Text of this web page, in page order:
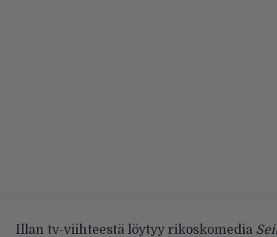
Illan tv-viihteestä löytyy rikoskomedia